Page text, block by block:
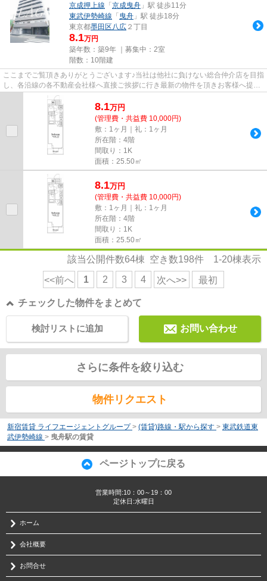
京成押上線 「 京成曳舟 」駅 徒歩11分
東武伊勢崎線 「 曳舟 」駅 徒歩18分
東京都墨田区八広 ２丁目
8.1万円
築年数：築9年 ｜募集中： 2室
階数：10階建
ここまでご覧頂きありがとうございます♪当社は他社に負けない総合仲介店を目指
し、各沿線の各不動産会社様へ直接ご挨拶に行き最新の物件を頂きお客様へ提供
しております！最新の情報は...
8.1万円
(管理費・共益費 10,000円)
敷：1ヶ月｜礼：1ヶ月
所在階：4階
間取り：1K
面積：25.50㎡
8.1万円
(管理費・共益費 10,000円)
敷：1ヶ月｜礼：1ヶ月
所在階：4階
間取り：1K
面積：25.50㎡
該当公開件数64棟 空き数198件 1-20棟表示
<<前へ 1 2 3 4 次へ>> 最初
チェックした物件をまとめて
お問い合わせ
検討リストに追加
さらに条件を絞り込む
物件リクエスト
新宿賃貸 ライフエージェントグループ > (賃貸)路線・駅から探す > 東武鉄道東
武伊勢崎線 > 曳舟駅の賃貸
ページトップに戻る
営業時間:10：00～19：00
定休日:水曜日
ホーム
会社概要
お問合せ